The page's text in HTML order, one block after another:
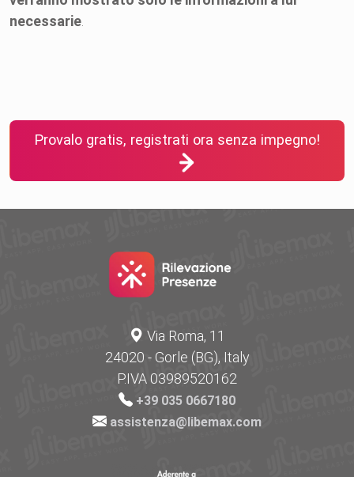
necessarie
Provalo gratis, registrati ora senza impegno!
Via Roma, 11
24020 - Gorle (BG), Italy
P.IVA 03989520162
+39 035 0667180
assistenza@libemax.com